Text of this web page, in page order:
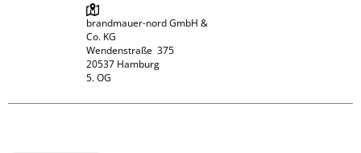
brandmauer-nord GmbH &
Co. KG
Wendenstraße  375
20537 Hamburg
5. OG